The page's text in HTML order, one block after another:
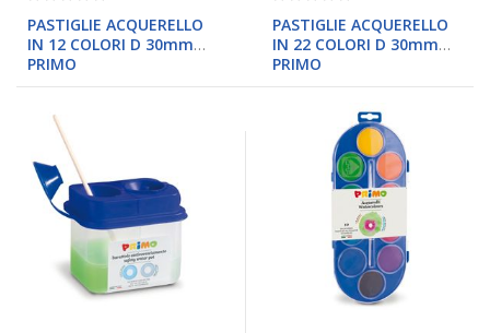
PASTIGLIE ACQUERELLO
IN 12 COLORI D 30mm
PRIMO
PASTIGLIE ACQUERELLO
IN 22 COLORI D 30mm
PRIMO